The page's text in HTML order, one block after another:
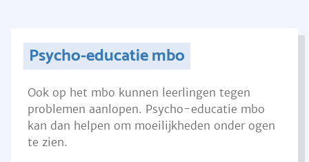
Psycho-educatie mbo
Ook op het mbo kunnen leerlingen tegen
problemen aanlopen. Psycho-educatie mbo
kan dan helpen om moeilijkheden onder ogen
te zien.